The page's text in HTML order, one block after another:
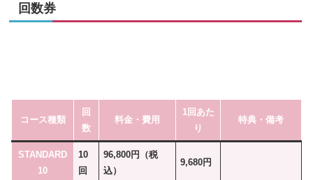
回数券
コース種類
回
数
料金・費用
1回あた
り
特典・備考
STANDARD
10
10
回
96,800円（税
込）
9,680円